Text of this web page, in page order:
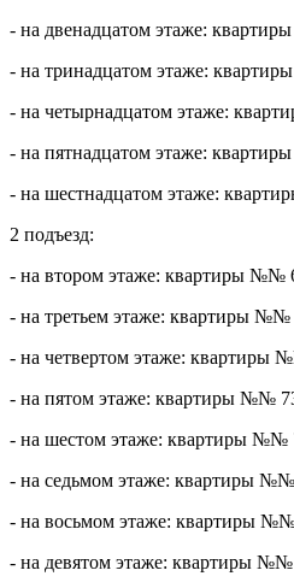
- на двенадцатом этаже:
- на тринадцатом этаже:
- на четырнадцатом этаже:
- на пятнадцатом этаже:
- на шестнадцатом этаже:
2 подъезд:
- на втором этаже: квартиры №№
- на третьем этаже: квартиры №№
- на четвертом этаже: квартиры
- на пятом этаже: квартиры №№
- на шестом этаже: квартиры №№
- на седьмом этаже: квартиры
- на восьмом этаже: квартиры
- на девятом этаже: квартиры №№